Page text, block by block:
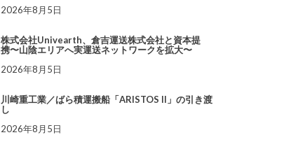
2026年8月5日
株式会社Univearth、倉吉運送株式会社と資本提
携〜山陰エリアへ実運送ネットワークを拡大〜
2026年8月5日
川崎重工業／ばら積運搬船「ARISTOS II」の引き渡
し
2026年8月5日